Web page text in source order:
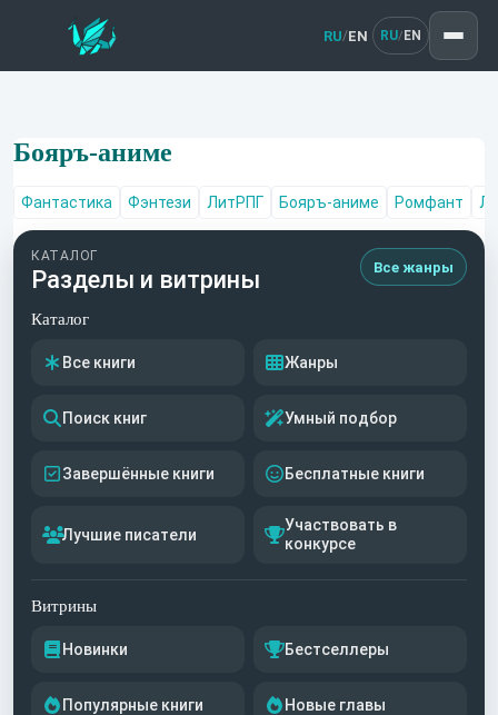
RU/EN RU/ EN
Бояръ-аниме
Фантастика Фэнтези ЛитРПГ Бояръ-аниме Ромфант
КАТАЛОГ
Разделы и витрины Все жанры
Каталог
Все книги Жанры
Поиск книг Умный подбор
Завершённые книги Бесплатные книги
Лучшие писатели
Участвовать в
конкурсе
Витрины
Новинки Бестселлеры
Популярные книги Новые главы